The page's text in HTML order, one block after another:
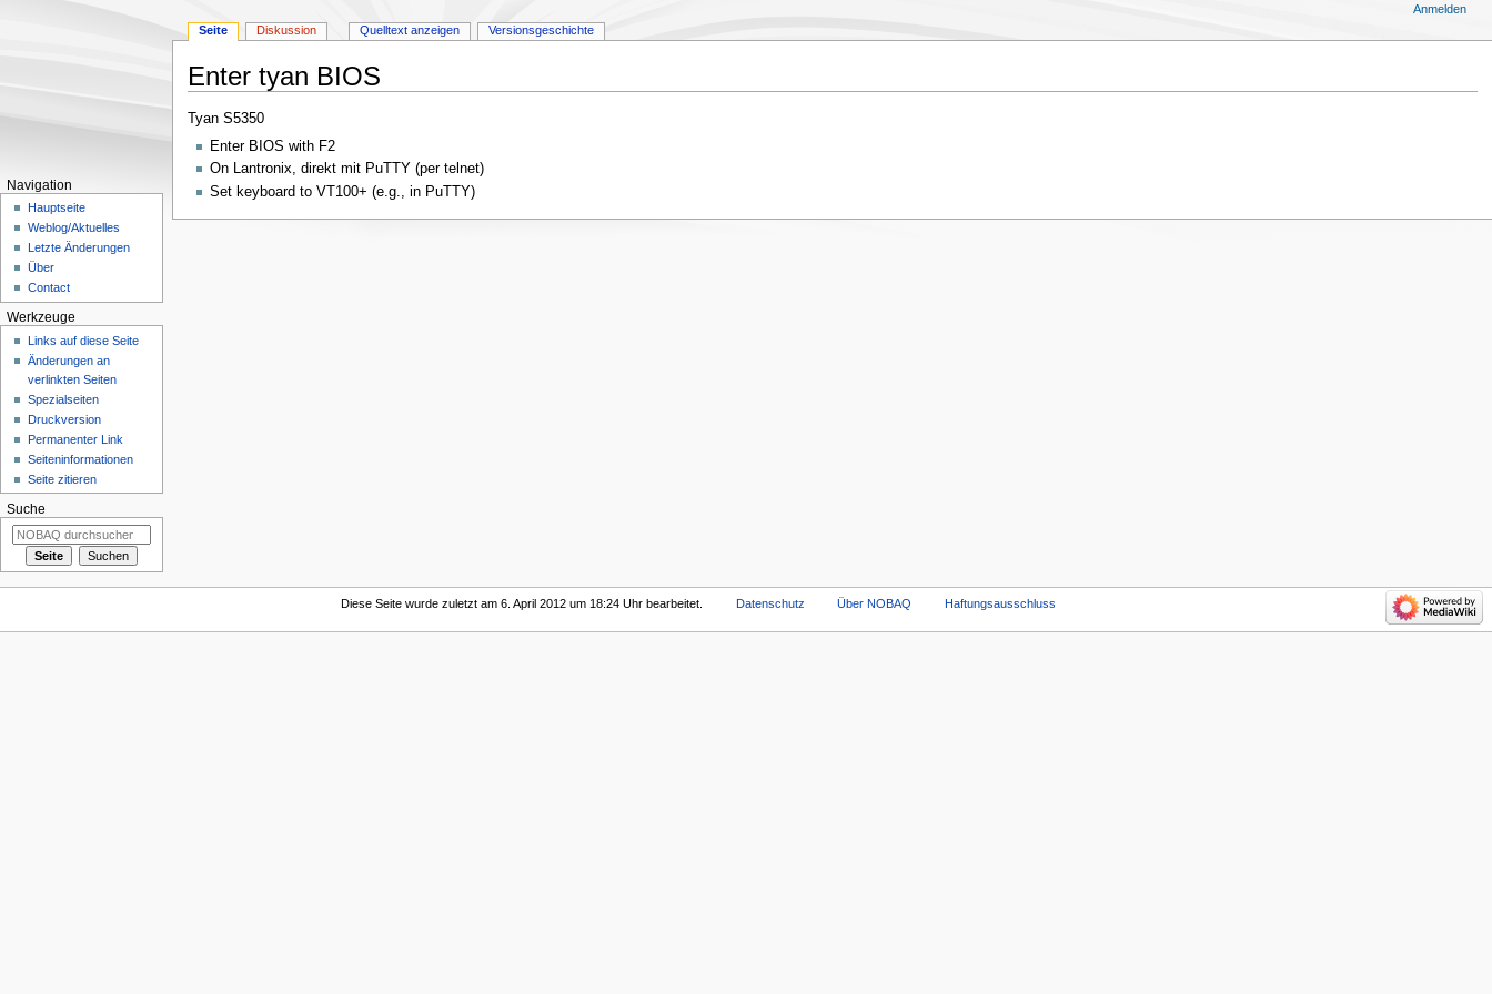
Enter tyan BIOS
Zur
Navigation
springen
Zur
Suche
springen
Tyan S5350
Enter BIOS with F2
On Lantronix, direkt mit PuTTY (per telnet)
Set keyboard to VT100+ (e.g., in PuTTY)
Seite Diskussion Quelltext anzeigen Versionsgeschichte
Anmelden
Navigation
Hauptseite
Weblog/Aktuelles
Letzte Änderungen
Über
Contact
Werkzeuge
Links auf diese Seite
Änderungen an
verlinkten Seiten
Spezialseiten
Druckversion
Permanenter Link
Seiten­­informationen
Seite zitieren
Suche
Diese Seite wurde zuletzt am 6. April 2012 um 18:24 Uhr bearbeitet. Datenschutz Über NOBAQ Haftungsausschluss